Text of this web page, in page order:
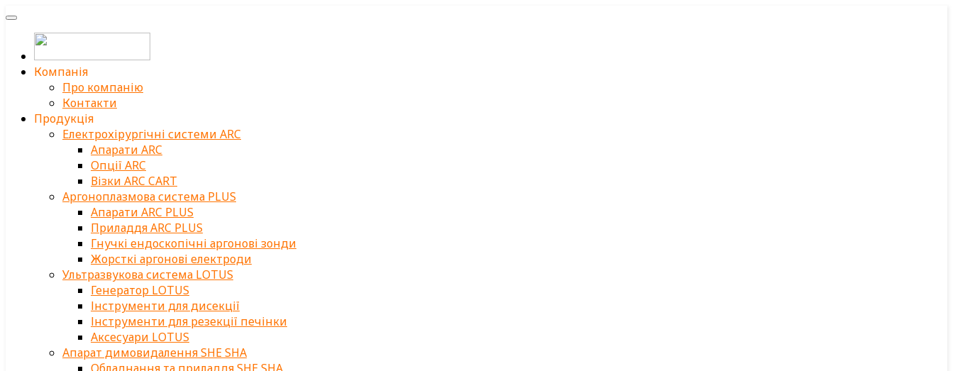
Компанія
Про компанію
Контакти
Продукція
Електрохірургічні системи ARC
Апарати ARC
Опції ARC
Візки ARC CART
Аргоноплазмова система PLUS
Апарати ARC PLUS
Приладдя ARC PLUS
Гнучкі ендоскопічні аргонові зонди
Жорсткі аргонові електроди
Ультразвукова система LOTUS
Генератор LOTUS
Інструменти для дисекції
Інструменти для резекції печінки
Аксесуари LOTUS
Апарат димовидалення SHE SHA